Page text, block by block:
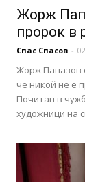
Жорж
пророк в
Спас Спасов -
Жорж Папазов
че никой не е
Почитан в
художници на